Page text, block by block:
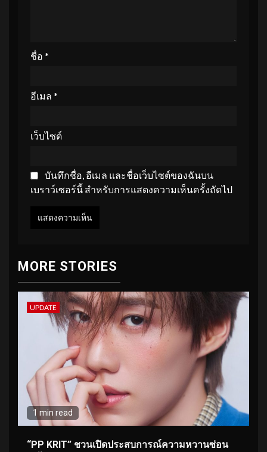
ชื่อ *
อีเมล *
เว็บไซต์
บันทึกชื่อ, อีเมล และชื่อเว็บไซต์ของฉันบน
เบราว์เซอร์นี้ สำหรับการแสดงความเห็นครั้งถัดไป
MORE STORIES
UPDATE
1 min read
“PP KRIT” ชวนเปิดประสบการณ์ความหวานซ่อน